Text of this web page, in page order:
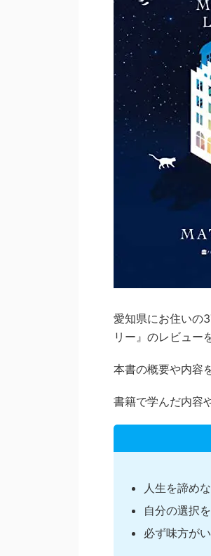
愛知県にお住いの
リー』のレビュー
本書の概要や内容
書籍で学んだ内容
人生を諦め
自分の選択
必ず味方が